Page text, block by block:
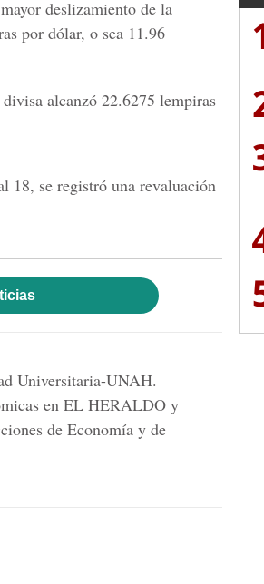
deslizamiento de la
por dólar, o sea 11.96
alcanzó 22.6275 lempiras
18, se registró una revaluación
Universitaria-UNAH.
en EL HERALDO y
de Economía y de